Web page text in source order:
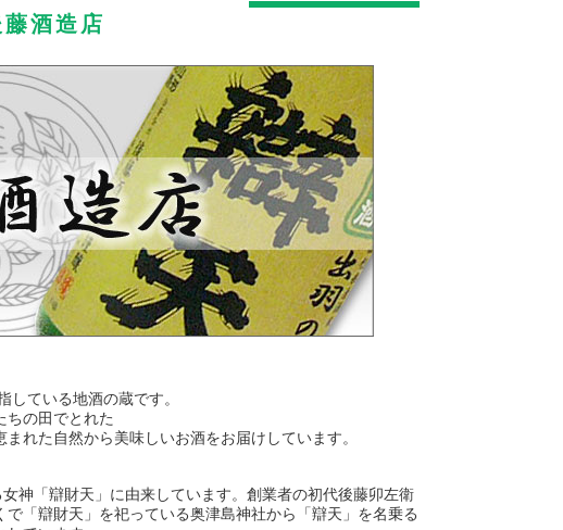
藤酒造店
ている地酒の蔵です。
ちの田でとれた
れた自然から美味しいお酒をお届けしています。
神「辯財天」に由来しています。創業者の初代後藤卯左衛
「辯財天」を祀っている奥津島神社から「辯天」を名乗る